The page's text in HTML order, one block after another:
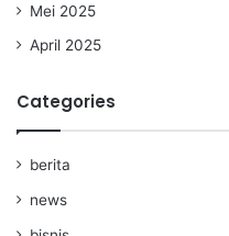
Mei 2025
April 2025
Categories
berita
news